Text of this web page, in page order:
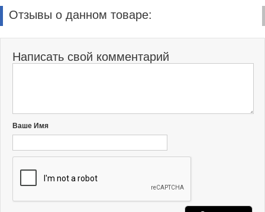
Отзывы о данном товаре:
Написать свой комментарий
Ваше Имя